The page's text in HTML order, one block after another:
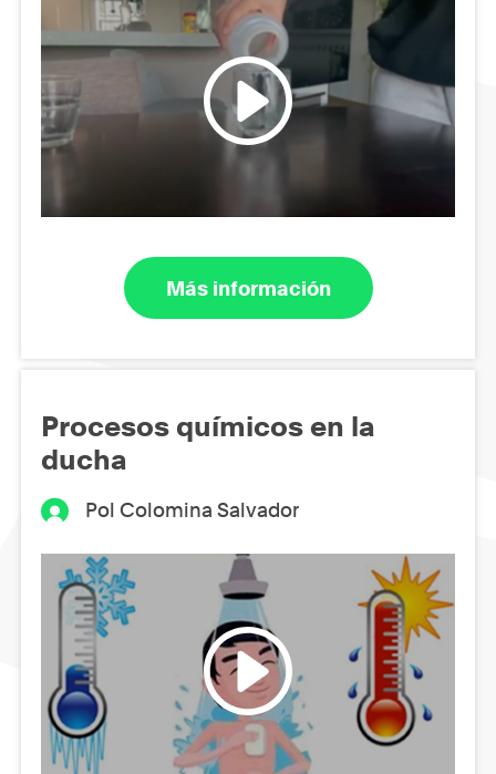
Más información
Procesos químicos en la
ducha
Pol Colomina Salvador